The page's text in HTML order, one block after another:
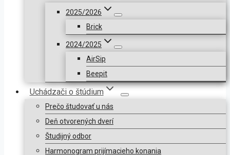
2025/2026
Brick
2024/2025
AirSip
Beepit
Uchádzači o štúdium
Prečo študovať u nás
Deň otvorených dverí
Študijný odbor
Harmonogram prijímacieho konania